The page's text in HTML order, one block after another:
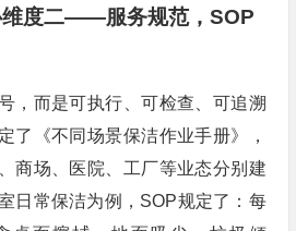
维度二——服务规范，SOP
，而是可执行、可检查、可追溯
了《不同场景保洁作业手册》，
商场、医院、工厂等业态分别建
日常保洁为例，SOP规定了：每